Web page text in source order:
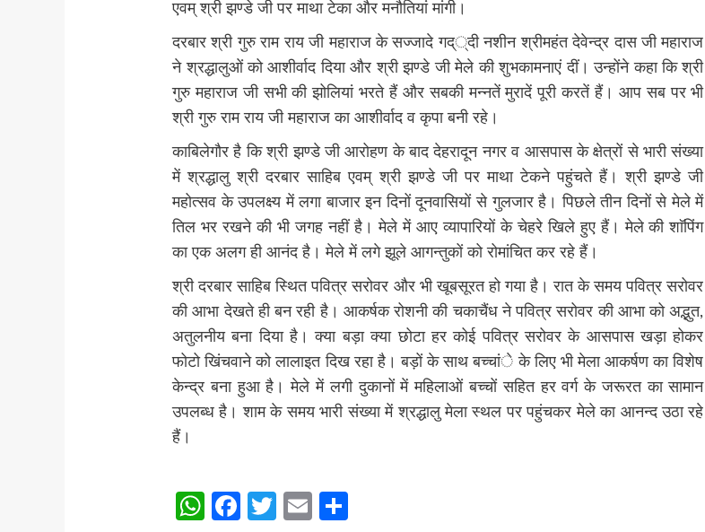
एवम् श्री झण्डे जी पर माथा टेका और मनौतियां मांगी।
दरबार श्री गुरु राम राय जी महाराज के सज्जादे गद््दी नशीन श्रीमहंत देवेन्द्र दास जी महाराज
ने श्रद्धालुओं को आशीर्वाद दिया और श्री झण्डे जी मेले की शुभकामनाएं दीं। उन्होंने कहा कि श्री
गुरु महाराज जी सभी की झोलियां भरते हैं और सबकी मन्नतें मुरादें पूरी करतें हैं। आप सब पर भी
श्री गुरु राम राय जी महाराज का आशीर्वाद व कृपा बनी रहे।
काबिलेगौर है कि श्री झण्डे जी आरोहण के बाद देहरादून नगर व आसपास के क्षेत्रों से भारी संख्या
में श्रद्धालु श्री दरबार साहिब एवम् श्री झण्डे जी पर माथा टेकने पहुंचते हैं। श्री झण्डे जी
महोत्सव के उपलक्ष्य में लगा बाजार इन दिनों दूनवासियों से गुलजार है। पिछले तीन दिनों से मेले में
तिल भर रखने की भी जगह नहीं है। मेले में आए व्यापारियों के चेहरे खिले हुए हैं। मेले की शाॅपिंग
का एक अलग ही आनंद है। मेले में लगे झूले आगन्तुकों को रोमांचित कर रहे हैं।
श्री दरबार साहिब स्थित पवित्र सरोवर और भी खूबसूरत हो गया है। रात के समय पवित्र सरोवर
की आभा देखते ही बन रही है। आकर्षक रोशनी की चकाचैंध ने पवित्र सरोवर की आभा को अद्भुत,
अतुलनीय बना दिया है। क्या बड़ा क्या छोटा हर कोई पवित्र सरोवर के आसपास खड़ा होकर
फोटो खिंचवाने को लालाइत दिख रहा है। बड़ों के साथ बच्चांे के लिए भी मेला आकर्षण का विशेष
केन्द्र बना हुआ है। मेले में लगी दुकानों में महिलाओं बच्चों सहित हर वर्ग के जरूरत का सामान
उपलब्ध है। शाम के समय भारी संख्या में श्रद्धालु मेला स्थल पर पहुंचकर मेले का आनन्द उठा रहे
हैं।
Navigation
WhatsApp
Facebook
Twitter
Email